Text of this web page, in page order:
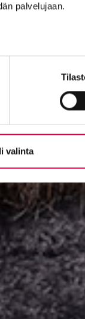
palvelujaan.
valinta